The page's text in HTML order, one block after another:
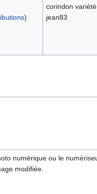
)
corindon
jean83
numérique ou le
modifiée.